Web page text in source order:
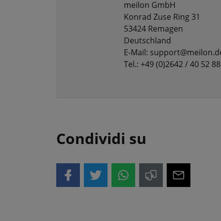
meilon GmbH
Konrad Zuse Ring 31
53424 Remagen
Deutschland
E-Mail:
Tel.: +49 (0)2642 / 40 52
Condividi su